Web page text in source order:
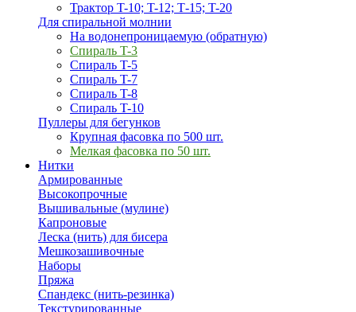
Трактор T-10; T-12; Т-15; T-20
Для спиральной молнии
На водонепроницаемую (обратную)
Спираль T-3
Спираль T-5
Спираль T-7
Спираль T-8
Спираль T-10
Пуллеры для бегунков
Крупная фасовка по 500 шт.
Мелкая фасовка по 50 шт.
Нитки
Армированные
Высокопрочные
Вышивальные (мулине)
Капроновые
Леска (нить) для бисера
Мешкозашивочные
Наборы
Пряжа
Спандекс (нить-резинка)
Текстурированные